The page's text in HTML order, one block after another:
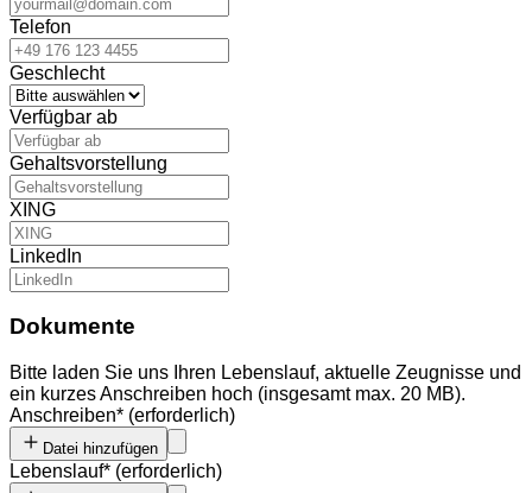
Telefon
Geschlecht
Verfügbar ab
Gehaltsvorstellung
XING
LinkedIn
Dokumente
Bitte laden Sie uns Ihren Lebenslauf, aktuelle Zeugnisse und
ein kurzes Anschreiben hoch (insgesamt max. 20 MB).
Anschreiben* (erforderlich)
Datei hinzufügen
Lebenslauf* (erforderlich)